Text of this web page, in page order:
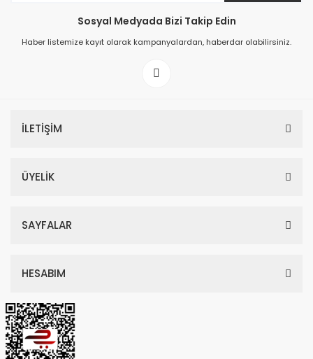
199,00 TL
Sosyal Medyada Bizi Takip Edin
Haber listemize kayıt olarak kampanyalardan, haberdar olabilirsiniz.
İLETİŞİM
ÜYELİK
SAYFALAR
HESABIM